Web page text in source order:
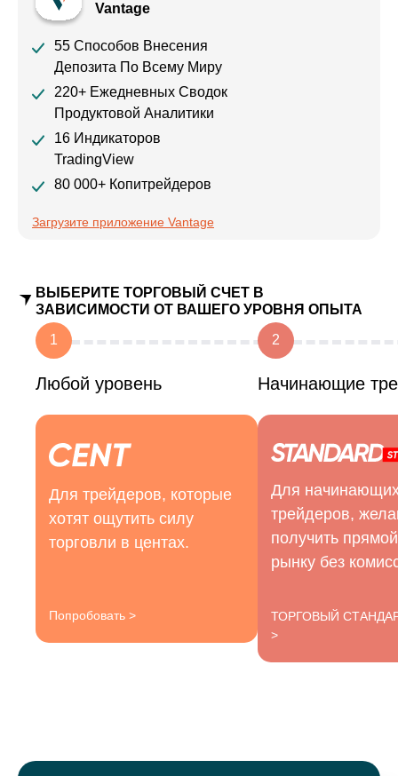
Vantage
55 Способов Внесения
Депозита По Всему Миру
220+ Ежедневных Сводок
Продуктовой Аналитики
16 Индикаторов
TradingView
80 000+ Копитрейдеров
Загрузите приложение Vantage
ВЫБЕРИТЕ ТОРГОВЫЙ СЧЕТ В
ЗАВИСИМОСТИ ОТ ВАШЕГО УРОВНЯ ОПЫТА
1
Любой уровень
Для трейдеров, которые
хотят ощутить силу
торговли в центах.
Попробовать >
2
Начинающие
Для
трейдеров,
получить
рынку без
ТОРГОВЫЙ
>